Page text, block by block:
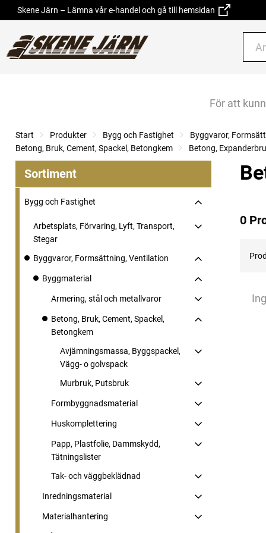
Skene Järn – Lämna vår e-handel och gå till hemsidan
För att
Start Produkter Bygg och Fastighet
Byggvaror,
Betong, Bruk, Cement, Spackel, Betongkem
Betong,
Sortiment
Bygg och Fastighet
Arbetsplats, Förvaring, Lyft, Transport,
Stegar
Byggvaror, Formsättning, Ventilation
Byggmaterial
Armering, stål och metallvaror
Betong, Bruk, Cement, Spackel,
Betongkem
Avjämningsmassa, Byggspackel,
Vägg- o golvspack
Murbruk, Putsbruk
Formbyggnadsmaterial
Huskomplettering
Papp, Plastfolie, Dammskydd,
Tätningslister
Tak- och väggbeklädnad
Inredningsmaterial
Materialhantering
0